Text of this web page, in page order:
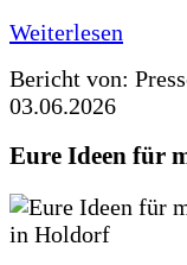
Weiterlesen
Bericht von:
03.06.2026
Eure Ideen für